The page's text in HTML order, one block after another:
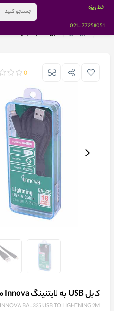
خط ویژه
77258051
-021
خانه
کابل شارژ کابل USB به لایتنینگ Innova مدل BA-335 طول 2 متر
کابل USB به لایتنینگ Innova مدل BA-335 طول 2 متر
INNOVA BA-335 USB TO LIGHTNING 2M
0